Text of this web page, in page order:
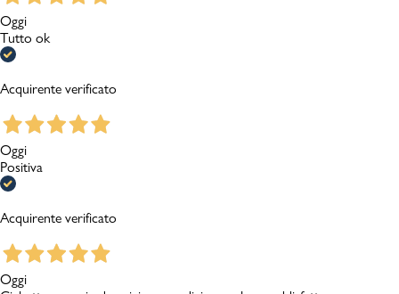
Oggi
Tutto ok
Acquirente verificato
Oggi
Positiva
Acquirente verificato
Oggi